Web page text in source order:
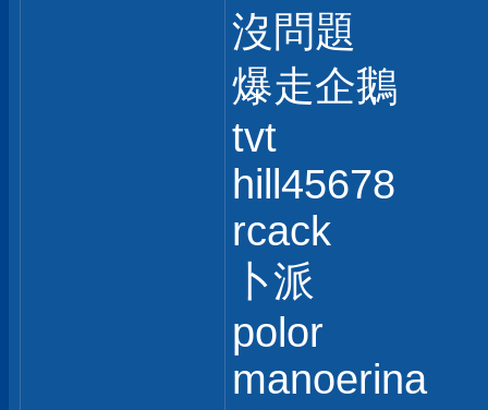
沒問題
爆走企鵝
tvt
hill45678
rcack
卜派
polor
manoerina